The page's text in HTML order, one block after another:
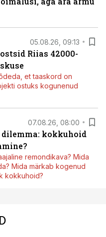
05.08.26, 09:13
Riias 42000-
et taaskord on
ostuks kogunenud
07.08.26, 08:00
kokkuhoid
remondikava? Mida
Mida märkab kogenud
kokkuhoid?